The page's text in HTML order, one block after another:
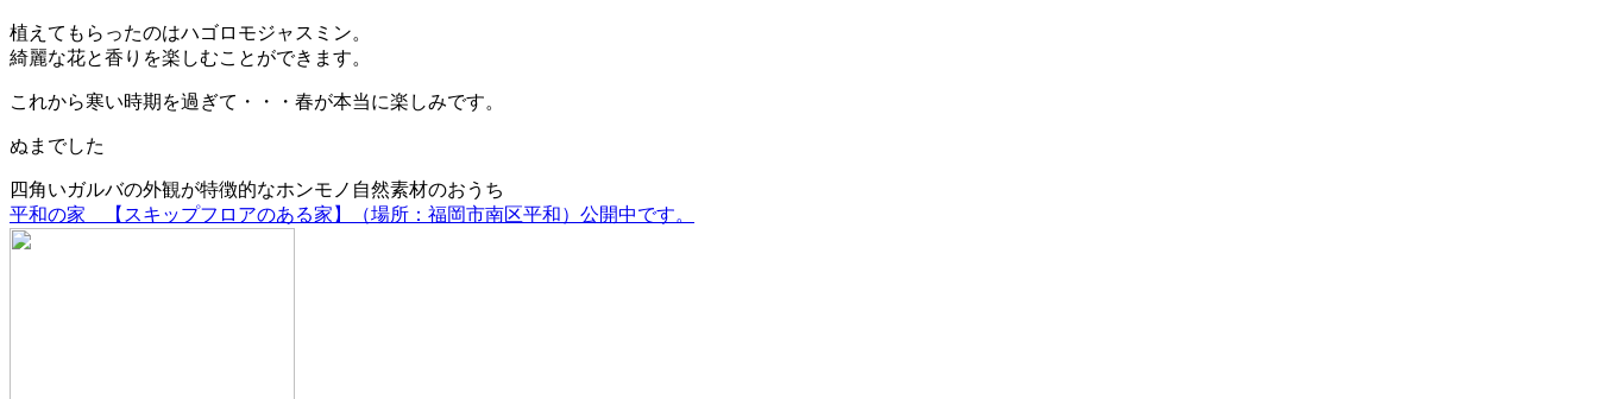
植えてもらったのはハゴロモジャスミン。
綺麗な花と香りを楽しむことができます。
これから寒い時期を過ぎて・・・春が本当に楽しみです。
ぬまでした
四角いガルバの外観が特徴的なホンモノ自然素材のおうち
平和の家 【スキップフロアのある家】（場所：福岡市南区平和）公開中です。